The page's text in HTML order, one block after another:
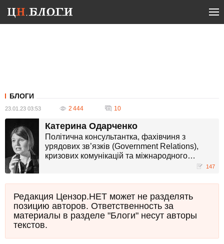
БЛОГИ
23.01.23 03:53 2 444 10
Катерина Одарченко
Політична консультантка, фахівчиня з
урядових зв’язків (Government Relations),
кризових комунікацій та міжнародного
розвитку. Президентка Української асоціації
директорка Інституту демократії та розвитку
PolitA, співзасновниця міжнародної
консалтингової компанії SIC Group USA.
147
Редакция Цензор.НЕТ может не разделять
позицию авторов. Ответственность за
материалы в разделе "Блоги" несут авторы
текстов.